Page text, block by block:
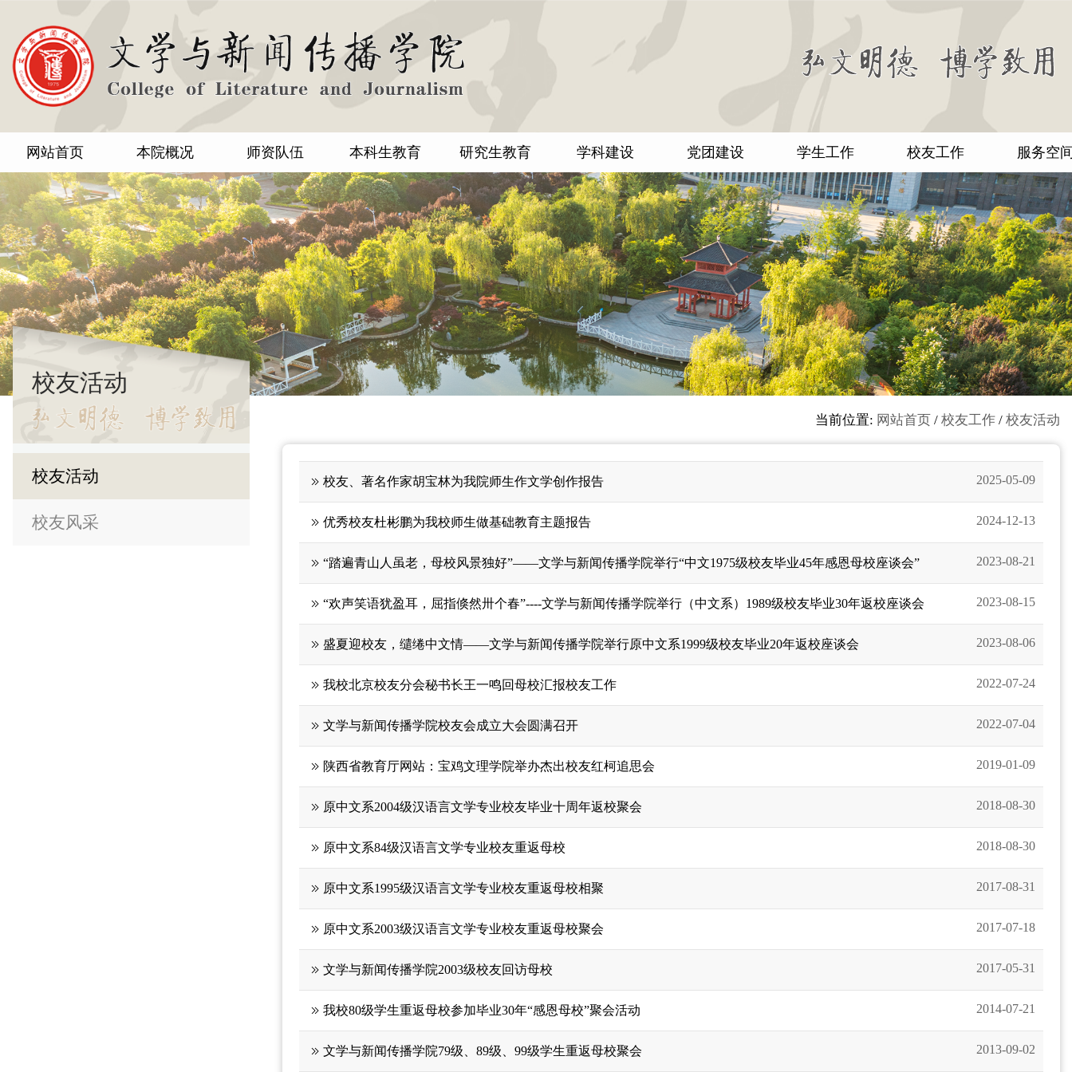
网站首页 本院概况 师资队伍 本科生教育 研究生教育 学科建设 党团建设 学生工作 校友工作 服务空
校友活动
校友活动
校友风采
当前位置: 网站首页 / 校友工作 / 校友活动
校友、著名作家胡宝林为我院师生作文学创作报告 2025-05-09
优秀校友杜彬鹏为我校师生做基础教育主题报告 2024-12-13
“踏遍青山人虽老，母校风景独好”——文学与新闻传播学院举行“中文1975级校友毕业45年感恩母校座谈会” 2023-08-21
“欢声笑语犹盈耳，屈指倏然卅个春”----文学与新闻传播学院举行（中文系）1989级校友毕业30年返校座谈会 2023-08-15
盛夏迎校友，缱绻中文情——文学与新闻传播学院举行原中文系1999级校友毕业20年返校座谈会 2023-08-06
我校北京校友分会秘书长王一鸣回母校汇报校友工作 2022-07-24
文学与新闻传播学院校友会成立大会圆满召开 2022-07-04
陕西省教育厅网站：宝鸡文理学院举办杰出校友红柯追思会 2019-01-09
原中文系2004级汉语言文学专业校友毕业十周年返校聚会 2018-08-30
原中文系84级汉语言文学专业校友重返母校 2018-08-30
原中文系1995级汉语言文学专业校友重返母校相聚 2017-08-31
原中文系2003级汉语言文学专业校友重返母校聚会 2017-07-18
文学与新闻传播学院2003级校友回访母校 2017-05-31
我校80级学生重返母校参加毕业30年“感恩母校”聚会活动 2014-07-21
文学与新闻传播学院79级、89级、99级学生重返母校聚会 2013-09-02